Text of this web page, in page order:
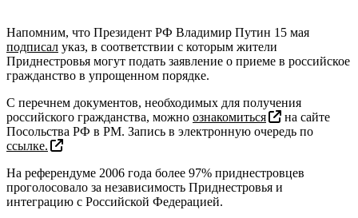
Напомним, что Президент РФ Владимир Путин 15 мая
подписал указ, в соответствии с которым жители
Приднестровья могут подать заявление о приеме в российское
гражданство в упрощенном порядке.
С перечнем документов, необходимых для получения
российского гражданства, можно ознакомиться
на сайте
Посольства РФ в РМ. Запись в электронную очередь по
ссылке.
На референдуме 2006 года более 97% приднестровцев
проголосовало за независимость Приднестровья и
интеграцию с Российской Федерацией.